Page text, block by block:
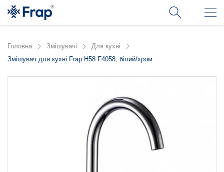
Головна Змішувачі
Для кухні
Змішувач для кухні Frap H58 F4058, білий/хром